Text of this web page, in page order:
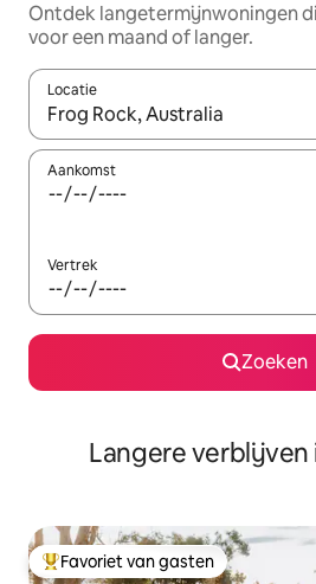
Ontdek langetermijnwoningen
voor een maand of langer.
Locatie
Wanneer er resultaten
Aankomst
Vertrek
Zoeken
Langere
Topfavoriet van gasten
Favoriet van gasten